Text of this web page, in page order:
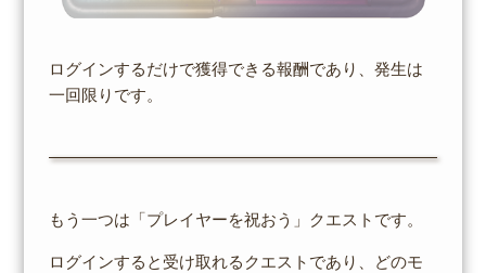
ログインするだけで獲得できる報酬であり、発生は
一回限りです。
もう一つは「プレイヤーを祝おう」クエストです。
ログインすると受け取れるクエストであり、どのモ